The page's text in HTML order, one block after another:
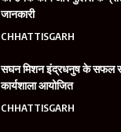
जानकारी
CHHATTISGARH
सघन मिशन इंद्रधनुष के सफल
कार्यशाला आयोजित
CHHATTISGARH